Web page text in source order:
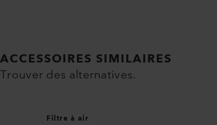
ACCESSOIRES SIMILAIRES
Trouver des alternatives.
Filtre à air